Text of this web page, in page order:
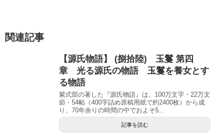
関連記事
【源氏物語】 (捌拾陸) 玉鬘 第四
章 光る源氏の物語 玉鬘を養女とす
る物語
紫式部の著した『源氏物語』は、100万文字・22万文
節・54帖（400字詰め原稿用紙で約2400枚）から成
り、70年余りの時間の中でおよそ5...
記事を読む